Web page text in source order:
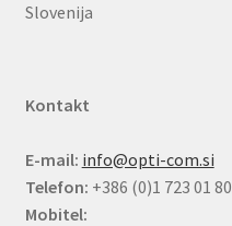
Slovenija
Kontakt
E-mail: info@opti-com.si
Telefon: +386 (0)1 723 01 80
Mobitel: